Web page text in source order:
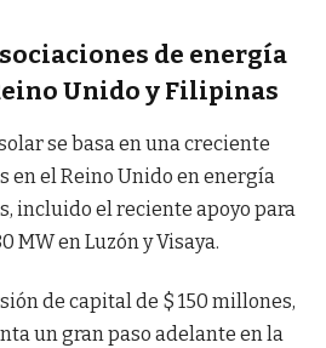
de energía
Unido y Filipinas
se basa en una creciente
en el Reino Unido en energía
incluido el reciente apoyo para
MW en Luzón y Visaya.
de capital de $ 150 millones,
un gran paso adelante en la